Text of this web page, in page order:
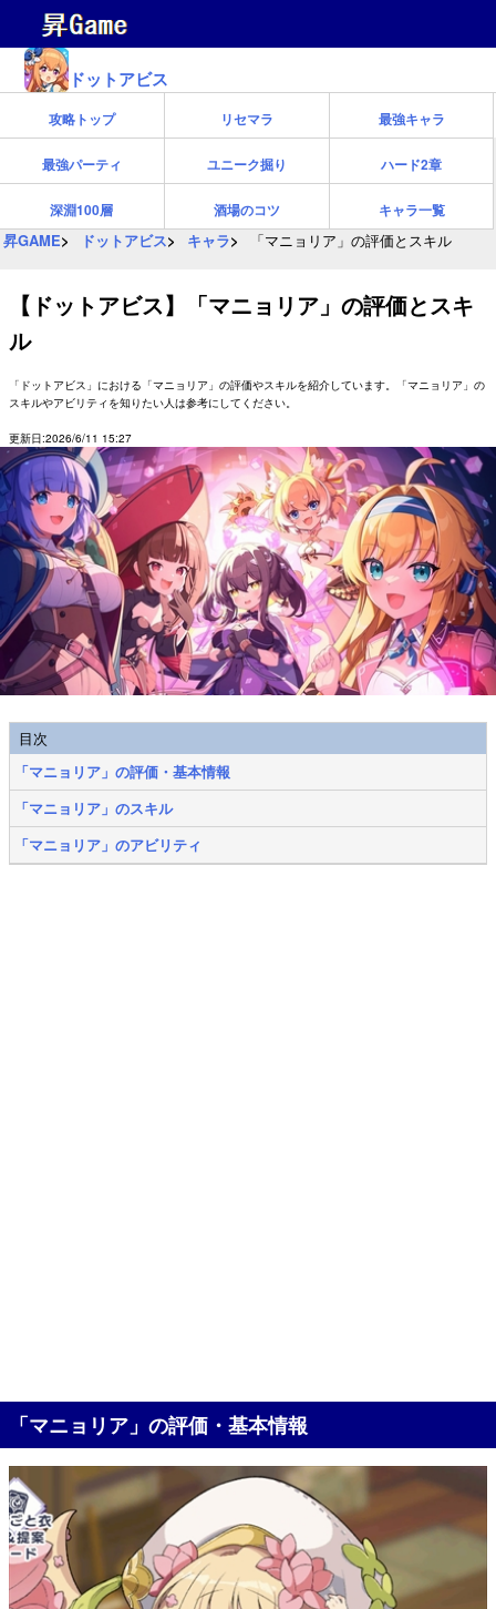
ドットアビス
攻略トップ リセマラ 最強キャラ
最強パーティ ユニーク掘り ハード2章
深淵100層 酒場のコツ キャラ一覧
昇GAME ドットアビス キャラ 「マニョリア」の評価とスキル
【ドットアビス】「マニョリア」の評価とスキ
ル
「ドットアビス」における「マニョリア」の評価やスキルを紹介しています。「マニョリア」の
スキルやアビリティを知りたい人は参考にしてください。
更新日:2026/6/11 15:27
目次
「マニョリア」の評価・基本情報
「マニョリア」のスキル
「マニョリア」のアビリティ
「マニョリア」の評価・基本情報